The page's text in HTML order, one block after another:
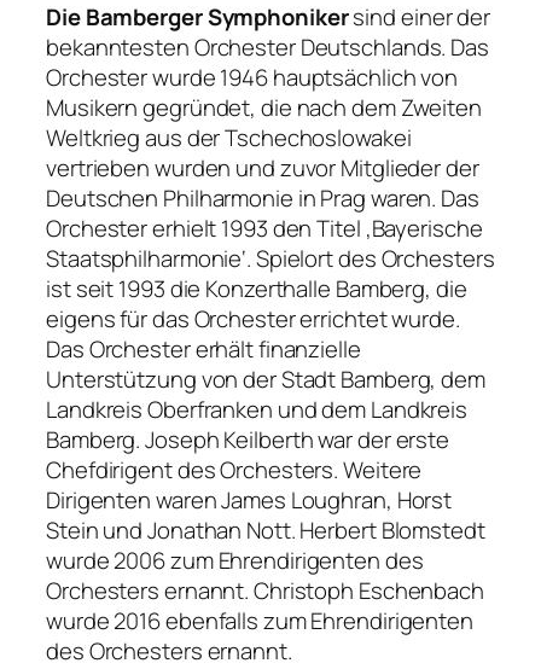
Die Bamberger Symphonikersind einer der
bekanntesten Orchester Deutschlands. Das
Orchester wurde 1946 hauptsächlich von
Musikern gegründet, die nach dem Zweiten
Weltkrieg aus der Tschechoslowakei
vertrieben wurden und zuvor Mitglieder der
Deutschen Philharmonie in Prag waren. Das
Orchester erhielt 1993 den Titel ‚Bayerische
Staatsphilharmonie‘. Spielort des Orchesters
ist seit 1993 die Konzerthalle Bamberg, die
eigens für das Orchester errichtet wurde.
Das Orchester erhält finanzielle
Unterstützung von der Stadt Bamberg, dem
Landkreis Oberfranken und dem Landkreis
Bamberg. Joseph Keilberth war der erste
Chefdirigent des Orchesters. Weitere
Dirigenten waren James Loughran, Horst
Stein und Jonathan Nott. Herbert Blomstedt
wurde 2006 zum Ehrendirigenten des
Orchesters ernannt. Christoph Eschenbach
wurde 2016 ebenfalls zum Ehrendirigenten
des Orchesters ernannt.